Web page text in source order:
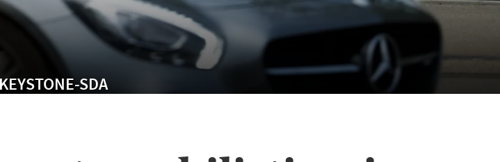
SDA